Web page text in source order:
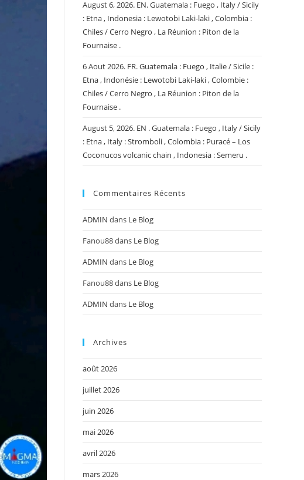
August 6, 2026. EN. Guatemala : Fuego , Italy / Sicily
: Etna , Indonesia : Lewotobi Laki-laki , Colombia :
Chiles / Cerro Negro , La Réunion : Piton de la
Fournaise .
6 Aout 2026. FR. Guatemala : Fuego , Italie / Sicile :
Etna , Indonésie : Lewotobi Laki-laki , Colombie :
Chiles / Cerro Negro , La Réunion : Piton de la
Fournaise .
August 5, 2026. EN . Guatemala : Fuego , Italy / Sicily
: Etna , Italy : Stromboli , Colombia : Puracé – Los
Coconucos volcanic chain , Indonesia : Semeru .
Commentaires Récents
ADMIN dans Le Blog
Fanou88dans Le Blog
ADMIN dans Le Blog
Fanou88dans Le Blog
ADMIN dans Le Blog
Archives
août 2026
juillet 2026
juin 2026
mai 2026
avril 2026
mars 2026